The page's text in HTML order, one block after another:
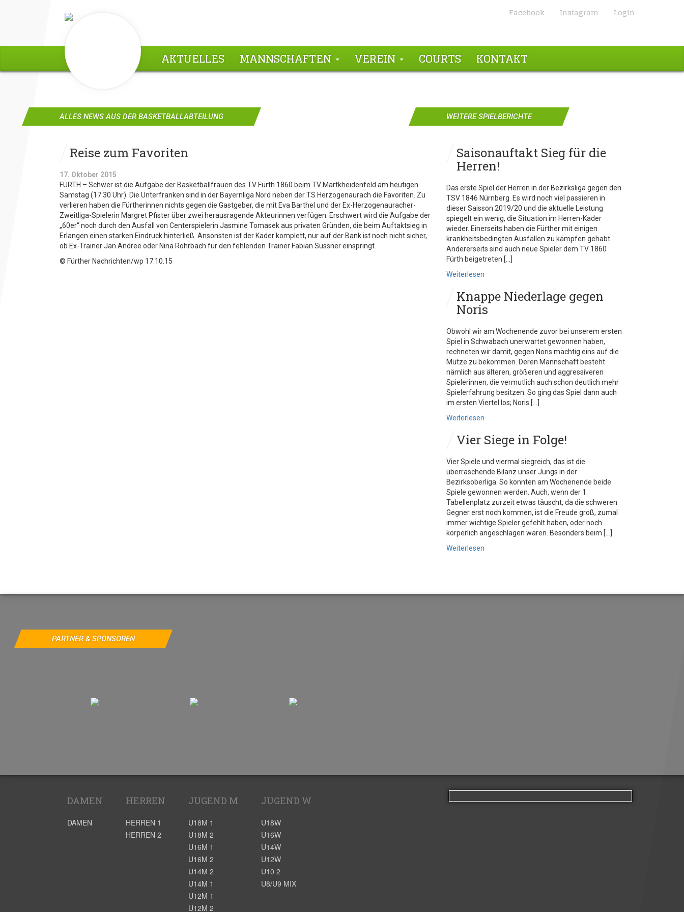
Facebook Instagram Login
AKTUELLES MANNSCHAFTEN VEREIN COURTS KONTAKT
ALLES NEWS AUS DER BASKETBALLABTEILUNG
Reise zum Favoriten
17. Oktober 2015
FÜRTH – Schwer ist die Aufgabe der Basketballfrauen des TV Fürth 1860 beim TV Martkheidenfeld am heutigen
Samstag (17:30 Uhr). Die Unterfranken sind in der Bayernliga Nord neben der TS Herzogenaurach die Favoriten. Zu
verlieren haben die Fürtherinnen nichts gegen die Gastgeber, die mit Eva Barthel und der Ex-Herzogenauracher-
Zweitliga-Spielerin Margret Pfister über zwei herausragende Akteurinnen verfügen. Erschwert wird die Aufgabe der
„60er“ noch durch den Ausfall von Centerspielerin Jasmine Tomasek aus privaten Gründen, die beim Auftaktsieg in
Erlangen einen starken Eindruck hinterließ. Ansonsten ist der Kader komplett, nur auf der Bank ist noch nicht sicher,
ob Ex-Trainer Jan Andree oder Nina Rohrbach für den fehlenden Trainer Fabian Süssner einspringt.
© Fürther Nachrichten/wp 17.10.15
WEITERE SPIELBERICHTE
Saisonauftakt Sieg für die
Herren!
Das erste Spiel der Herren in der Bezirksliga gegen den
TSV 1846 Nürnberg. Es wird noch viel passieren in
dieser Saisson 2019/20 und die aktuelle Leistung
spiegelt ein wenig, die Situation im Herren-Kader
wieder. Einerseits haben die Fürther mit einigen
krankheitsbedingten Ausfällen zu kämpfen gehabt.
Andererseits sind auch neue Spieler dem TV 1860
Fürth beigetreten […]
Weiterlesen
Knappe Niederlage gegen
Noris
Obwohl wir am Wochenende zuvor bei unserem ersten
Spiel in Schwabach unerwartet gewonnen haben,
rechneten wir damit, gegen Noris mächtig eins auf die
Mütze zu bekommen. Deren Mannschaft besteht
nämlich aus älteren, größeren und aggressiveren
Spielerinnen, die vermutlich auch schon deutlich mehr
Spielerfahrung besitzen. So ging das Spiel dann auch
im ersten Viertel los; Noris […]
Weiterlesen
Vier Siege in Folge!
Vier Spiele und viermal siegreich, das ist die
überraschende Bilanz unser Jungs in der
Bezirksoberliga. So konnten am Wochenende beide
Spiele gewonnen werden. Auch, wenn der 1.
Tabellenplatz zurzeit etwas täuscht, da die schweren
Gegner erst noch kommen, ist die Freude groß, zumal
immer wichtige Spieler gefehlt haben, oder noch
körperlich angeschlagen waren. Besonders beim […]
Weiterlesen
PARTNER & SPONSOREN
DAMEN
DAMEN
HERREN
HERREN 1
HERREN 2
JUGEND M
U18M 1
U18M 2
U16M 1
U16M 2
U14M 2
U14M 1
U12M 1
U12M 2
JUGEND W
U18W
U16W
U14W
U12W
U10 2
U8/U9 MIX